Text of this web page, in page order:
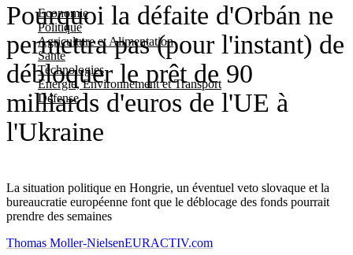
Economie
Politique
Agriculture et Alimentation
Santé
Technologies
Energie, Environnement et Transport
Défense
Pourquoi la défaite d'Orbán ne
permettra pas (pour l'instant) de
débloquer le prêt de 90
milliards d'euros de l'UE à
l'Ukraine
La situation politique en Hongrie, un éventuel veto slovaque et la
bureaucratie européenne font que le déblocage des fonds pourrait
prendre des semaines
Thomas Moller-NielsenEURACTIV.com